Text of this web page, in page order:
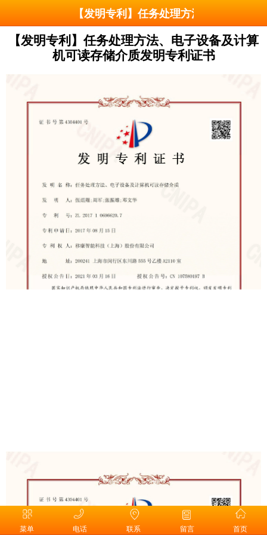
【发明专利】任务处理方法、电子设备
【发明专利】任务处理方法、电子设备及计算
机可读存储介质发明专利证书
菜单 电话 联系 留言 首页